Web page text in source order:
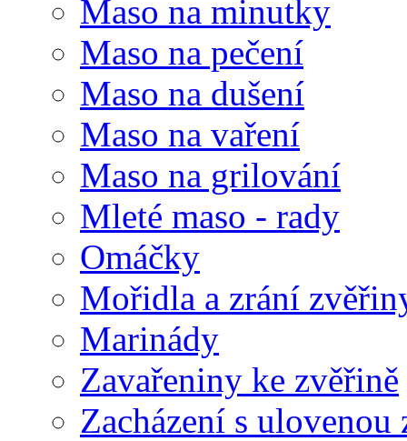
Maso na minutky
Maso na pečení
Maso na dušení
Maso na vaření
Maso na grilování
Mleté maso - rady
Omáčky
Mořidla a zrání
Marinády
Zavařeniny ke zvěřině
Zacházení s ulovenou